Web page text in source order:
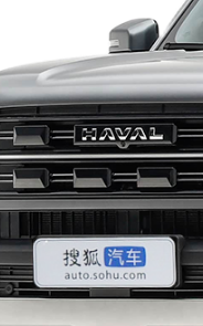
2023款（停售）
加入对比